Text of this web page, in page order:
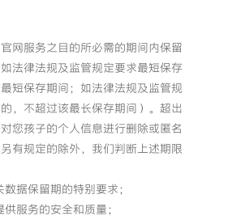
网服务之目的所必需的期间内保留
法律法规及监管规定要求最短保存
短保存期间；如法律法规及监管规
，不超过该最长保存期间）。超出
您孩子的个人信息进行删除或匿名
有规定的除外，我们判断上述期限
据保留期的特别要求；
服务的安全和质量；